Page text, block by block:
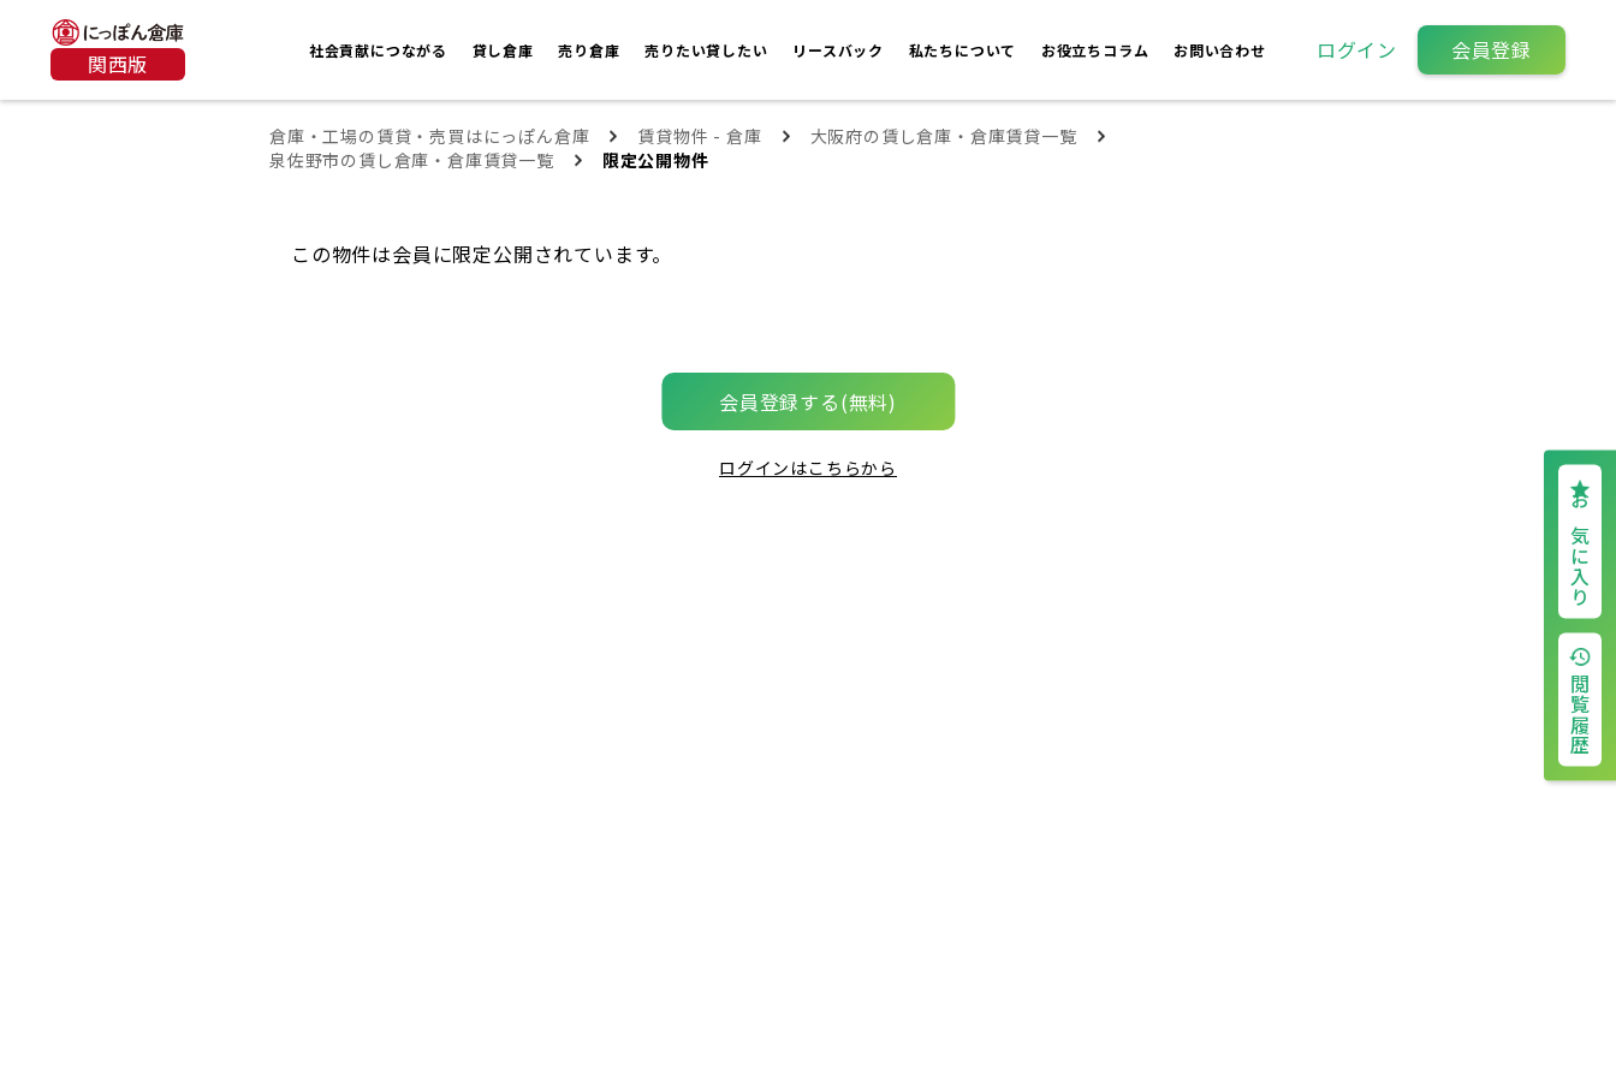
関西版 社会貢献につながる 貸し倉庫 売り倉庫 売りたい貸したい リースバック 私たちについて お役立ちコラム お問い合わせ ログイン 会員登録
倉庫・工場の賃貸・売買はにっぽん倉庫 賃貸物件 - 倉庫
大阪府の賃し倉庫・倉庫賃貸一覧
泉佐野市の賃し倉庫・倉庫賃貸一覧
限定公開物件
お気に入り
閲覧履歴
この物件は会員に限定公開されています。
会員登録する(無料)
ログインはこちらから